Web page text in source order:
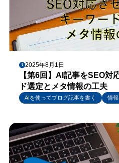
2025年8月1日
【第6回】AI記事をSEO対
ド選定とメタ情報の工夫
AIを使ってブログ記事を書く
情